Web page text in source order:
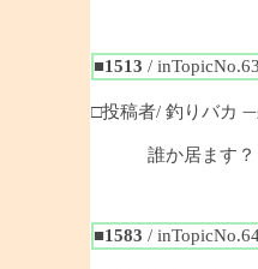
■1513 /
□投稿者/ 釣りバカ
誰か居ます？
■1583 /